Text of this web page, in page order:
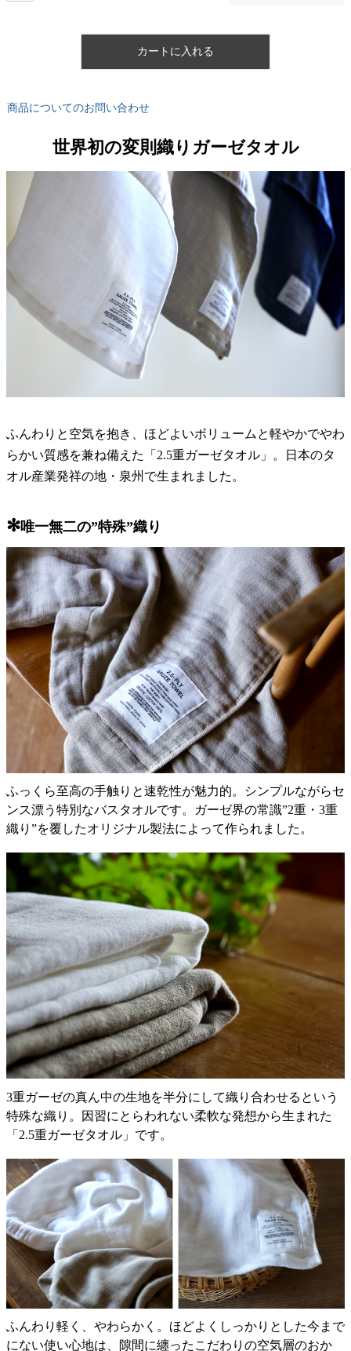
カートに入れる
商品についてのお問い合わせ
世界初の変則織りガーゼタオル
ふんわりと空気を抱き、ほどよいボリュームと軽やかでやわ
らかい質感を兼ね備えた「2.5重ガーゼタオル」。日本のタ
オル産業発祥の地・泉州で生まれました。
✻唯一無二の”特殊”織り
ふっくら至高の手触りと速乾性が魅力的。シンプルながらセ
ンス漂う特別なバスタオルです。ガーゼ界の常識”2重・3重
織り”を覆したオリジナル製法によって作られました。
3重ガーゼの真ん中の生地を半分にして織り合わせるという
特殊な織り。因習にとらわれない柔軟な発想から生まれた
「2.5重ガーゼタオル」です。
ふんわり軽く、やわらかく。ほどよくしっかりとした今まで
にない使い心地は、隙間に纏ったこだわりの空気層のおか